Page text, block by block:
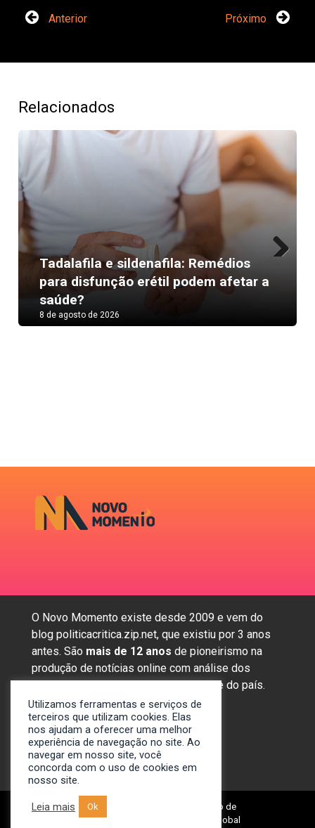
Anterior Próximo
Relacionados
Tadalafila e sildenafila: Remédios
para disfunção erétil podem afetar a
saúde?
8 de agosto de 2026
Next
O Novo Momento existe desde 2009 e vem do
blog politicacritica.zip.net, que existiu por 3 anos
antes. São mais de 12 anos de pioneirismo na
produção de notícias online com análise dos
assuntos mais importantes da região e do país.
Sobre nós
Anunciar
Contato
© 2009-2024. Portal Novo Momento de
Notícias. Desenvolvido por: Spivit Global
Utilizamos ferramentas e serviços de
terceiros que utilizam cookies. Elas
nos ajudam a oferecer uma melhor
experiência de navegação no site. Ao
navegar em nosso site, você
concorda com o uso de cookies em
nosso site.
Leia mais Ok